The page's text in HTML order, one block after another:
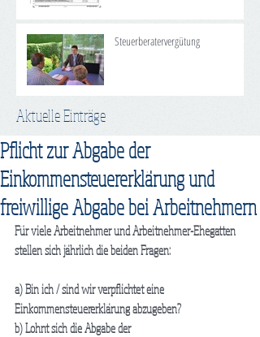
Steuerberatervergütung
Aktuelle Einträge
Pflicht zur Abgabe der
Einkommensteuererklärung und
freiwillige Abgabe bei Arbeitnehmern
Für viele Arbeitnehmer und Arbeitnehmer-Ehegatten
stellen sich jährlich die beiden Fragen:
a) Bin ich / sind wir verpflichtet eine
Einkommensteuererklärung abzugeben?
b) Lohnt sich die Abgabe der